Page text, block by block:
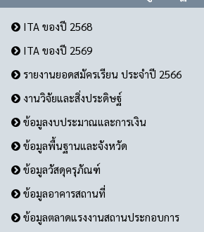
ITA ของปี 2568
ITA ของปี 2569
รายงานยอดสมัครเรียน ประจำปี 2566
งานวิจัยและสิ่งประดิษฐ์
ข้อมูลงบประมาณและการเงิน
ข้อมูลพื้นฐานและจังหวัด
ข้อมูลวัสดุครุภัณฑ์
ข้อมูลอาคารสถานที่
ข้อมูลตลาดแรงงานสถานประกอบการ